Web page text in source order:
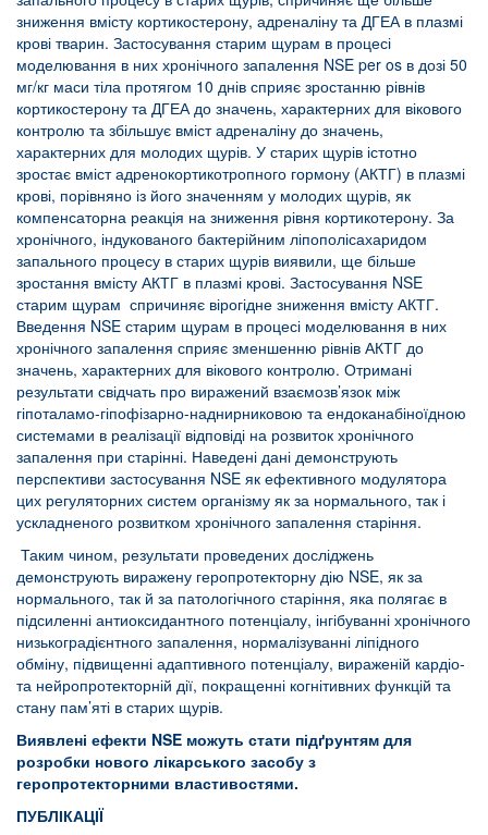
зниження вмісту кортикостерону, адреналіну та ДГЕА в плазмі
крові тварин. Застосування старим щурам в процесі
моделювання в них хронічного запалення NSE per os в дозі 50
мг/кг маси тіла протягом 10 днів сприяє зростанню рівнів
кортикостерону та ДГЕА до значень, характерних для вікового
контролю та збільшує вміст адреналіну до значень,
характерних для молодих щурів. У старих щурів істотно
зростає вміст адренокортикотропного гормону (АКТГ) в плазмі
крові, порівняно із його значенням у молодих щурів, як
компенсаторна реакція на зниження рівня кортикотерону. За
хронічного, індукованого бактерійним ліпополісахаридом
запального процесу в старих щурів виявили, ще більше
зростання вмісту АКТГ в плазмі крові. Застосування NSE
старим щурам спричиняє вірогідне зниження вмісту АКТГ.
Введення NSE старим щурам в процесі моделювання в них
хронічного запалення сприяє зменшенню рівнів АКТГ до
значень, характерних для вікового контролю. Отримані
результати свідчать про виражений взаємозв’язок між
гіпоталамо-гіпофізарно-наднирниковою та ендоканабіноїдною
системами в реалізації відповіді на розвиток хронічного
запалення при старінні. Наведені дані демонструють
перспективи застосування NSE як ефективного модулятора
цих регуляторних систем організму як за нормального, так і
ускладненого розвитком хронічного запалення старіння.
Таким чином, результати проведених досліджень
демонструють виражену геропротекторну дію NSE, як за
нормального, так й за патологічного старіння, яка полягає в
підсиленні антиоксидантного потенціалу, інгібуванні хронічного
низькоградієнтного запалення, нормалізуванні ліпідного
обміну, підвищенні адаптивного потенціалу, вираженій кардіо-
та нейропротекторній дії, покращенні когнітивних функцій та
стану пам’яті в старих щурів.
Виявлені ефекти NSE можуть стати підґрунтям для
розробки нового лікарського засобу з
геропротекторними властивостями.
ПУБЛІКАЦІЇ